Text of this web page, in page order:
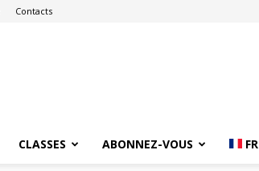
Contacts
CLASSES ABONNEZ-VOUS FR